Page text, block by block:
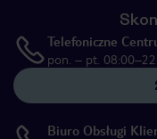
Telefoniczne
pon. – pt.
Biuro Obsługi